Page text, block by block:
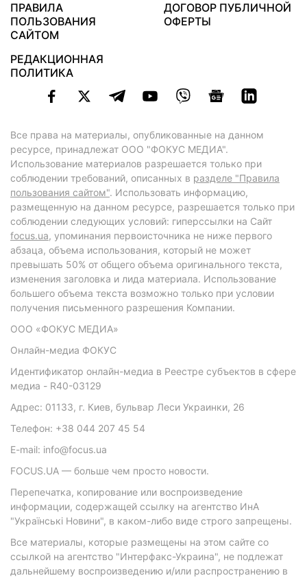
ПРАВИЛА
ПОЛЬЗОВАНИЯ
САЙТОМ
ДОГОВОР ПУБЛИЧНОЙ
ОФЕРТЫ
РЕДАКЦИОННАЯ
ПОЛИТИКА
Все права на материалы, опубликованные на данном
ресурсе, принадлежат ООО "ФОКУС МЕДИА".
Использование материалов разрешается только при
соблюдении требований, описанных в разделе "Правила
пользования сайтом". Использовать информацию,
размещенную на данном ресурсе, разрешается только при
соблюдении следующих условий: гиперссылки на Сайт
focus.ua, упоминания первоисточника не ниже первого
абзаца, объема использования, который не может
превышать 50% от общего объема оригинального текста,
изменения заголовка и лида материала. Использование
большего объема текста возможно только при условии
получения письменного разрешения Компании.
ООО «ФОКУС МЕДИА»
Онлайн-медиа ФОКУС
Идентификатор онлайн-медиа в Реестре субъектов в сфере
медиа - R40-03129
Адрес: 01133, г. Киев, бульвар Леси Украинки, 26
Телефон: +38 044 207 45 54
E-mail: info@focus.ua
FOCUS.UA — больше чем просто новости.
Перепечатка, копирование или воспроизведение
информации, содержащей ссылку на агентство ИнА
"Українські Новини", в каком-либо виде строго запрещены.
Все материалы, которые размещены на этом сайте со
ссылкой на агентство "Интерфакс-Украина", не подлежат
дальнейшему воспроизведению и/или распространению в